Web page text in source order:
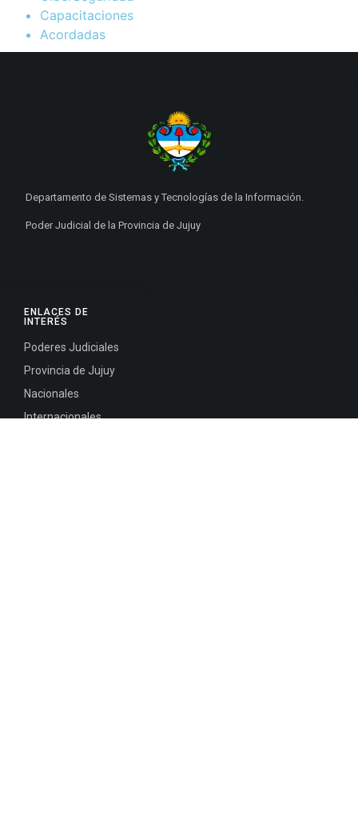
Capacitaciones
Acordadas
ENLACES DE
INTERÉS
Poderes Judiciales
Provincia de Jujuy
Nacionales
Internacionales
Departamento de Sistemas y Tecnologías de la Información.
Poder Judicial de la Provincia de Jujuy